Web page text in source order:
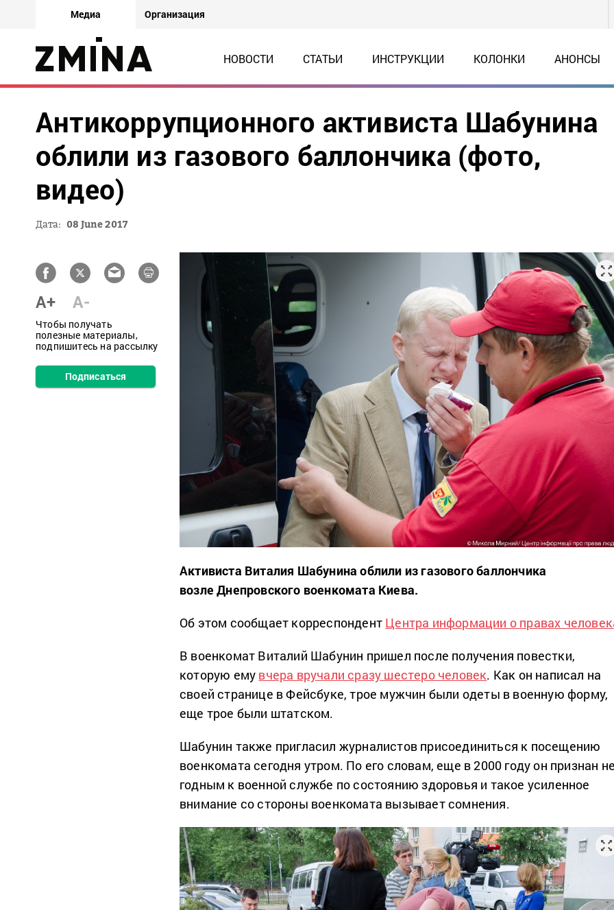
Медиа Организация
НОВОСТИ СТАТЬИ ИНСТРУКЦИИ КОЛОНКИ АНОНСЫ
Антикоррупционного активиста Шабунина
облили из газового баллончика (фото,
видео)
Дата: 08 June 2017
A+ A-
Чтобы получать
полезные материалы,
подпишитесь на рассылку
Подписаться
Активиста Виталия Шабунина облили из газового баллончика
возле Днепровского военкомата Киева.
Об этом сообщает корреспондент Центра информации о правах
В военкомат Виталий Шабунин пришел после получения повестки,
которую ему вчера вручали сразу шестеро человек. Как он написал на
своей странице в Фейсбуке, трое мужчин были одеты в военную форму,
еще трое были штатском.
Шабунин также пригласил журналистов присоединиться к посещению
военкомата сегодня утром. По его словам, еще в 2000 году он признан
годным к военной службе по состоянию здоровья и такое усиленное
внимание со стороны военкомата вызывает сомнения.